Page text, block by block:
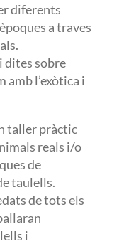
diferents
a traves
dites sobre
amb l’exòtica i
taller pràctic
reals i/o
de
taulells.
de tots els
i